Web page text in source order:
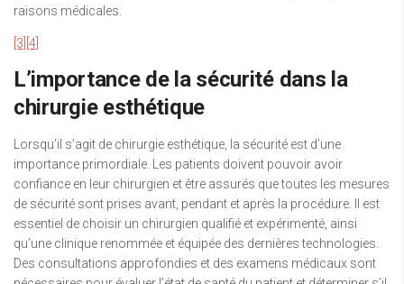
raisons médicales.
[3] [4]
L’importance de la sécurité dans la
chirurgie esthétique
Lorsqu’il s’agit de chirurgie esthétique, la sécurité est d’une
importance primordiale. Les patients doivent pouvoir avoir
confiance en leur chirurgien et être assurés que toutes les mesures
de sécurité sont prises avant, pendant et après la procédure. Il est
essentiel de choisir un chirurgien qualifié et expérimenté, ainsi
qu’une clinique renommée et équipée des dernières technologies.
Des consultations approfondies et des examens médicaux sont